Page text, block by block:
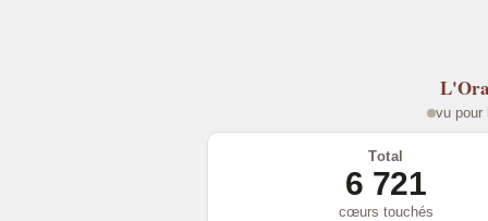
vu pour
Total
6 721
cœurs touchés